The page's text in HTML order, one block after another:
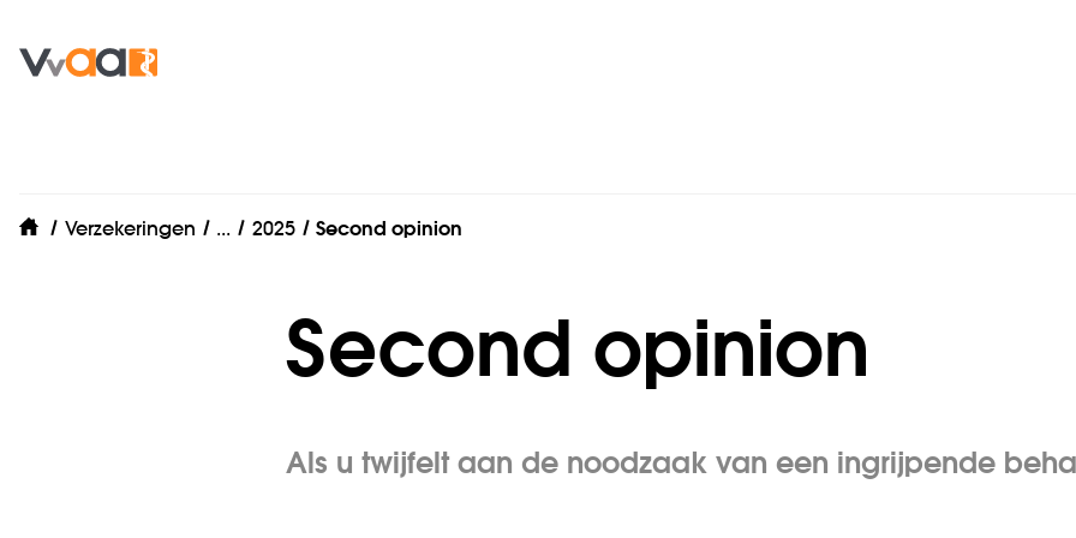
home
Verzekeringen ... Zorgverzekering
2025 Second opinion
Second opinion
Als u twijfelt aan de noodzaak van een ingrijpende